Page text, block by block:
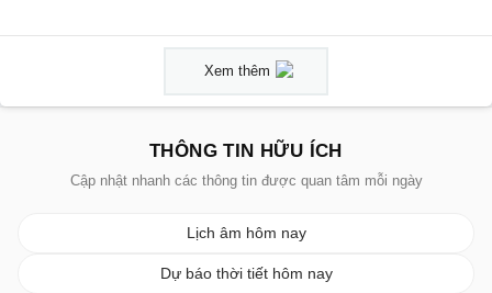
Xem thêm
THÔNG TIN HỮU ÍCH
Cập nhật nhanh các thông tin được quan tâm mỗi ngày
Lịch âm hôm nay
Dự báo thời tiết hôm nay